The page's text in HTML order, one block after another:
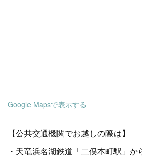
Google Mapsで表示する
【公共交通機関でお越しの際は】
・天竜浜名湖鉄道「二俣本町駅」か